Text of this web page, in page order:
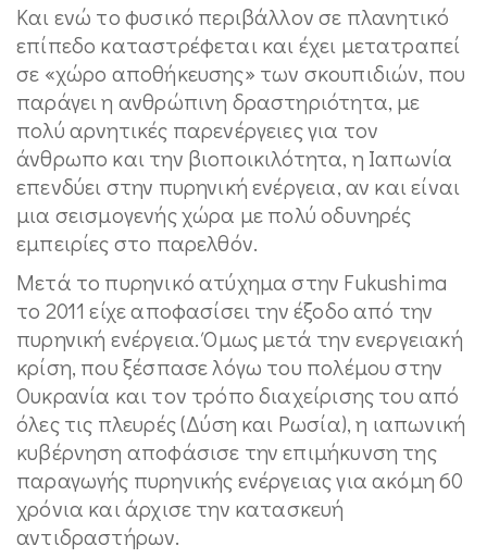
Και ενώ το φυσικό περιβάλλον σε πλανητικό
επίπεδο καταστρέφεται και έχει μετατραπεί
σε «χώρο αποθήκευσης» των σκουπιδιών, που
παράγει η ανθρώπινη δραστηριότητα, με
πολύ αρνητικές παρενέργειες για τον
άνθρωπο και την βιοποικιλότητα, η Ιαπωνία
επενδύει στην πυρηνική ενέργεια, αν και είναι
μια σεισμογενής χώρα με πολύ οδυνηρές
εμπειρίες στο παρελθόν.
Μετά το πυρηνικό ατύχημα στην Fukushima
το 2011 είχε αποφασίσει την έξοδο από την
πυρηνική ενέργεια. Όμως μετά την ενεργειακή
κρίση, που ξέσπασε λόγω του πολέμου στην
Ουκρανία και τον τρόπο διαχείρισης του από
όλες τις πλευρές (Δύση και Ρωσία), η ιαπωνική
κυβέρνηση αποφάσισε την επιμήκυνση της
παραγωγής πυρηνικής ενέργειας για ακόμη 60
χρόνια και άρχισε την κατασκευή
αντιδραστήρων.